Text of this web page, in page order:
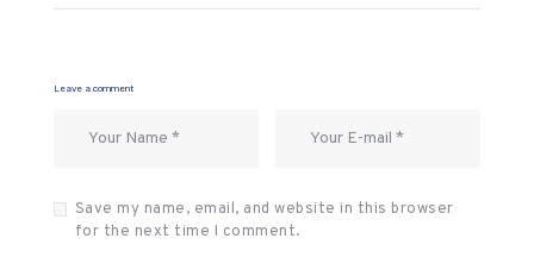
Leave a comment
Save my name, email, and website in this browser
for the next time I comment.